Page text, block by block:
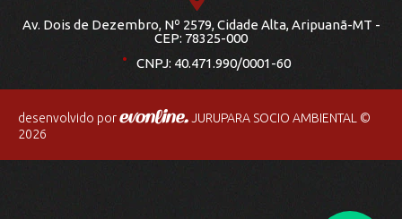
Av. Dois de Dezembro, Nº 2579, Cidade Alta, Aripuanã-MT -
CEP: 78325-000
. CNPJ: 40.471.990/0001-60
desenvolvido por
JURUPARA SOCIO AMBIENTAL ©
2026